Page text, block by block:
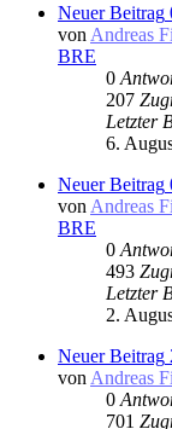
Neuer Beitrag
von Andreas
BRE
0
207
Letzter
6.
Neuer Beitrag
von Andreas
BRE
0
493
Letzter
2.
Neuer Beitrag
von Andreas
0
701